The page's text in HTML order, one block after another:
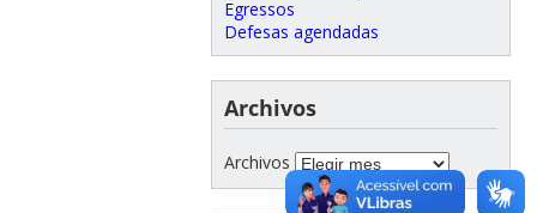
Egressos
Defesas agendadas
Archivos
Archivos